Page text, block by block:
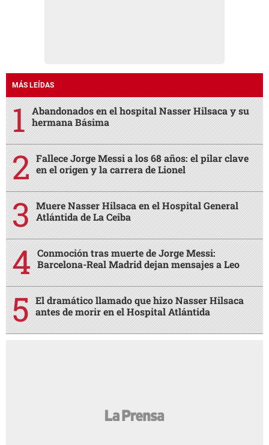
MÁS LEÍDAS
Abandonados en el hospital Nasser Hilsaca y su
hermana Básima
Fallece Jorge Messi a los 68 años: el pilar clave
en el origen y la carrera de Lionel
Muere Nasser Hilsaca en el Hospital General
Atlántida de La Ceiba
Conmoción tras muerte de Jorge Messi:
Barcelona-Real Madrid dejan mensajes a Leo
El dramático llamado que hizo Nasser Hilsaca
antes de morir en el Hospital Atlántida